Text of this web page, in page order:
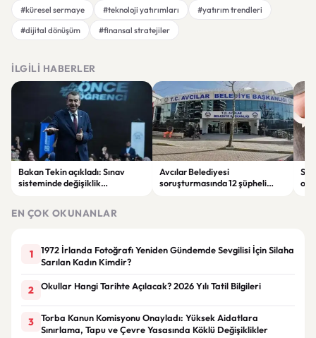
#küresel sermaye #teknoloji yatırımları
#yatırım trendleri
#dijital dönüşüm
#finansal stratejiler
İLGILI HABERLER
Bakan Tekin açıkladı: Sınav
sisteminde değişiklik
Avcılar Belediyesi
soruşturmasında 12 şüpheli
EN ÇOK OKUNANLAR
1
1972 İrlanda Fotoğrafı Yeniden Gündemde Sevgilisi İçin Silaha
Sarılan Kadın Kimdir?
2 Okullar Hangi Tarihte Açılacak? 2026 Yılı Tatil Bilgileri
3
Torba Kanun Komisyonu Onayladı: Yüksek Aidatlara
Sınırlama, Tapu ve Çevre Yasasında Köklü Değişiklikler